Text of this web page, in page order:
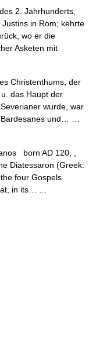
2. Jahrhunderts,
in Rom; kehrte
wo er die
Asketen mit
Christenthums, der
das Haupt der
wurde, war
Bardesanes und… …
born AD 120, ,
Diatessaron (Greek:
four Gospels
in its… …